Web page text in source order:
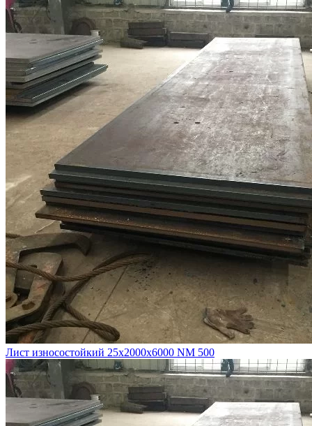
Лист износостойкий 25х2000х6000 NM 500